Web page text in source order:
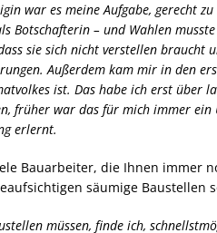
war es meine Aufgabe, gerecht
Botschafterin – und Wahlen
sie sich nicht verstellen braucht
Außerdem kam mir in den
ist. Das habe ich erst über
früher war das für mich immer
erlernt.
Bauarbeiter, die Ihnen immer
säumige Baustellen
müssen, finde ich,